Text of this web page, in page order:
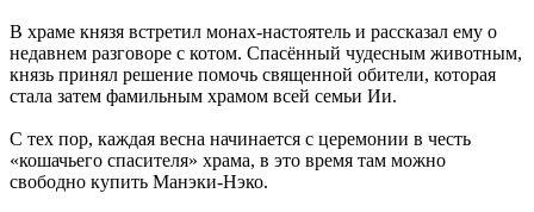
В храме князя встретил монах-настоятель и рассказал ему о
недавнем разговоре с котом. Спасённый чудесным животным,
князь принял решение помочь священной обители, которая
стала затем фамильным храмом всей семьи Ии.
С тех пор, каждая весна начинается с церемонии в честь
«кошачьего спасителя» храма, в это время там можно
свободно купить Манэки-Нэко.